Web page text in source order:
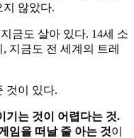
않았다.
금도 살아 있다. 14세 소
지금도 전 세계의 트레
것이 있다.
기는 것이 어렵다는 것.
임을 떠날 줄 아는 것이